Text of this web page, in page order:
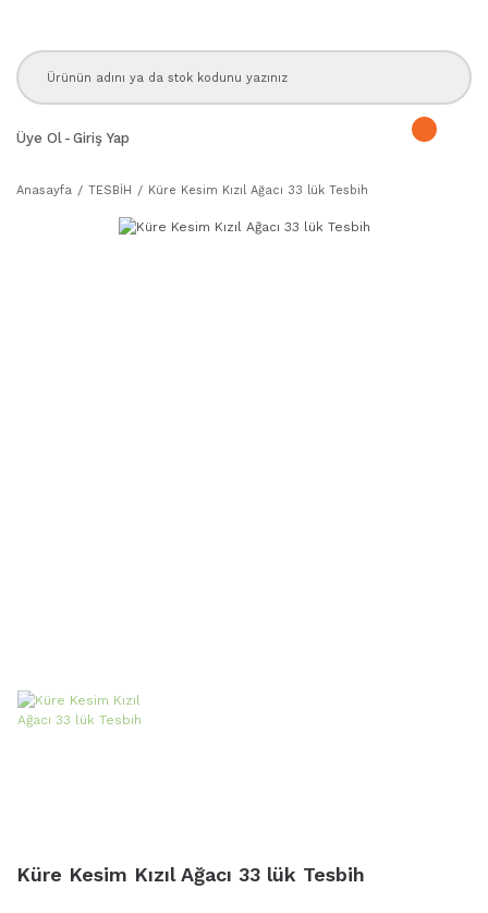
Üye Ol - Giriş Yap
Anasayfa TESBİH Küre Kesim Kızıl Ağacı 33 lük Tesbih
Küre Kesim Kızıl Ağacı 33 lük Tesbih